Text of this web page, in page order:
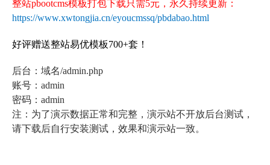
整站pbootcms模板打包下载只需5元，永久持续更新：
https://www.xwtongjia.cn/eyoucmssq/pbdabao.html
好评赠送整站易优模板700+套！
后台：域名/admin.php
账号：admin
密码：admin
注：为了演示数据正常和完整，演示站不开放后台测试，
请下载后自行安装测试，效果和演示站一致。